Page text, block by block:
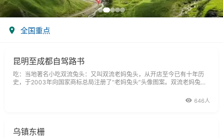
全国重点
昆明至成都自驾路书
吃：当地著名小吃双流兔头：又叫双流老妈兔头，从开店至今已有十年历
史，于2003年向国家商标总局注册了“老妈兔头”头像图案。双流老妈兔头
646人
乌镇东栅